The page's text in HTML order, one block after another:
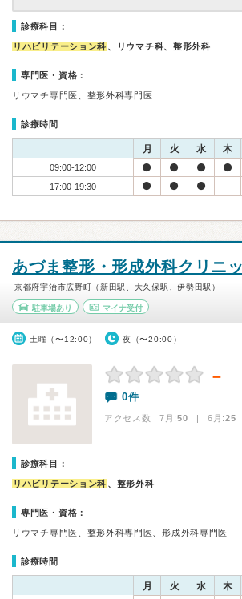
診療科目：
リハビリテーション科 、リウマチ科、整形外科
専門医・資格：
リウマチ専門医、整形外科専門医
診療時間
月 火 水 木
09:00-12:00
17:00-19:30
あづま整形・形成外科クリニ
京都府宇治市広野町（新田駅、大久保駅、伊勢田駅）
駐車場あり マイナ受付
土曜（〜12:00） 夜（〜20:00）
－
0件
アクセス数 7月:50 | 6月:25
診療科目：
リハビリテーション科 、整形外科
専門医・資格：
リウマチ専門医、整形外科専門医、形成外科専門医
診療時間
月 火 水 木